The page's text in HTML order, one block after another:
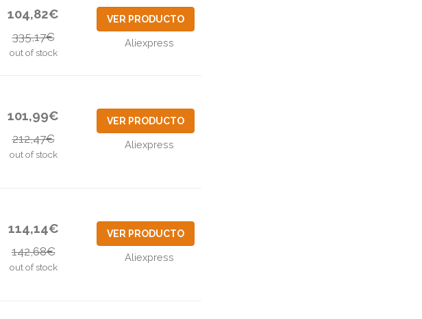
104,82€
335,17€
out of stock
VER PRODUCTO
Aliexpress
101,99€
212,47€
out of stock
VER PRODUCTO
Aliexpress
114,14€
142,68€
out of stock
VER PRODUCTO
Aliexpress